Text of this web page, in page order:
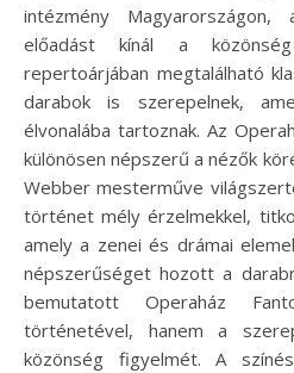
intézmény Magyarországon,
előadást kínál a
repertoárjában megtalálható
darabok is szerepelnek,
élvonalába tartoznak. Az
különösen népszerű a nézők
Webber mesterműve
történet mély érzelmekkel,
amely a zenei és drámai
népszerűséget hozott a
bemutatott Operaház
történetével, hanem a
közönség figyelmét. A